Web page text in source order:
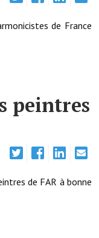
de France
peintres
de FAR à bonne